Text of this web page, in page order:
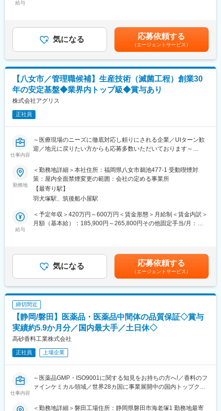
■配属先部署
■魅力
・当社事業である、農業×医療は今後も確実に伸びていきますので
長期的に安定的に、当社の中核人材へキャリアアップしながら働
けます。
・当社経営層との距離が近く、経営支店を持ちながら裁量のある
仕事を行えます。
・中堅メーカーの事業運営を支える縁の下の力持ちとして、期待
しております。
・独自開発した高シェア製品群による商品ポートフォリオで持続
す。
・地域の働く場の創出や地域雇用に貢献している点も評価され、
「平成28年度ふるさと企業大賞（総務大臣賞）」を受賞しまし
た。
変更の範囲：会社の定める業務
給与
＞■賞与年2回(基本給の3.8か月分)※業績に伴い別途期末賞与有り■
昇給年1回■最大年収は約500万円ほどを想定しております。※経験
などを考慮いたします。賃金はあくまでも目安の金額であり、選
考を通じて上下する可能性があります。月給(月額)は固定手当を含
めた表記です。
気になる 応募依頼する
（エージェントサービス）
【八女市／管理職候補】生産技術（滅菌工程）創業30
年の安定基盤◆業界内トップ級◆賞与あり
株式会社アグリス
正社員
仕事内容
～医療現場のニーズに徹底対応し頼りにされる企業／UIターン歓
迎／地元に戻りたい方からも応募多数いただいております～
■業務内容：
・医療機器の生産、販売を行う当社において滅菌工程の生産技術
をお任せします。
・主に設備管理や品質管理をご担当いただきます。
・管理職候補として、将来的にはマネジメントなどもお任せした
く考えております。
・滅菌された製品の品質管理
・トラブルシューティング
■魅力：
・当社事業である、農業×医療は今後も確実に伸びていきますので
長期的に安定的に働けます。
・当社経営層との距離が近く、経営支店を持ちながら裁量のある
・中堅メーカーの事業運営を支える縁の下の力持ちとして、期待
的な成長を実現しており、業界のニーズは堅調に増加しておりま
す。
「平成28年度ふるさと企業大賞（総務大臣賞）」を受賞しまし
勤務地
＜勤務地詳細＞本社住所：福岡県八女市鵜池477-1 受動喫煙対
策：屋内全面禁煙変更の範囲：会社の定める事業所
【最寄り駅】
羽犬塚駅、筑後船小屋駅
給与
＜予定年収＞420万円～600万円＜賃金形態＞月給制＜賃金内訳＞
月額（基本給）：185,900円～265,800円その他固定手当/月：
時間外労働の残業時間代は追加支給・住宅手当：7,000円～
40,000円■賞与年2回（3.8カ月実績／計2回支給）※業績に伴い別
途期末賞与有り■昇給年1回賃金はあくまでも目安の金額であり、
選考を通じて上下する可能性があります。月給(月額)は固定手当を
含めた表記です。
気になる 応募依頼する
（エージェントサービス）
締切間近
【静岡/磐田】医薬品・医薬品中間体の品質保証◇賞与
実績約5.9か月分／国内最大手／土日休◇
高砂香料工業株式会社
正社員 上場企業
仕事内容
～医薬品GMP・ISO9001に関する知見をお持ちの方へ!／香料のフ
ァインケミカル領域／世界28カ国に事業展開中の国内トップクラ
＜勤務地詳細＞磐田工場住所：静岡県磐田市海老塚1 勤務地最寄